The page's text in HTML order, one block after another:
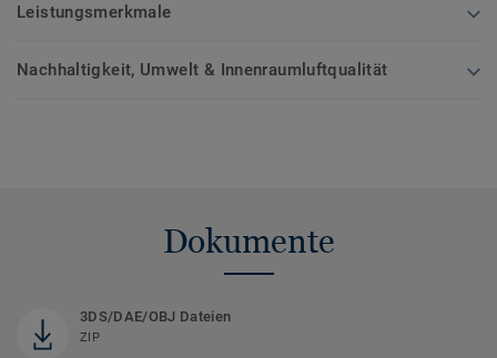
Leistungsmerkmale
Nachhaltigkeit, Umwelt & Innenraumluftqualität
Dokumente
3DS/DAE/OBJ Dateien
ZIP